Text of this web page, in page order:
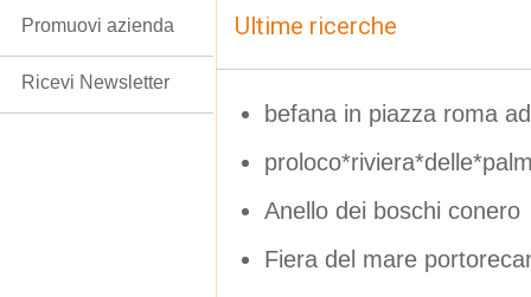
Ultime ricerche
befana in piazza roma
Anello dei boschi conero
Fiera del mare
Promuovi azienda
Ricevi Newsletter